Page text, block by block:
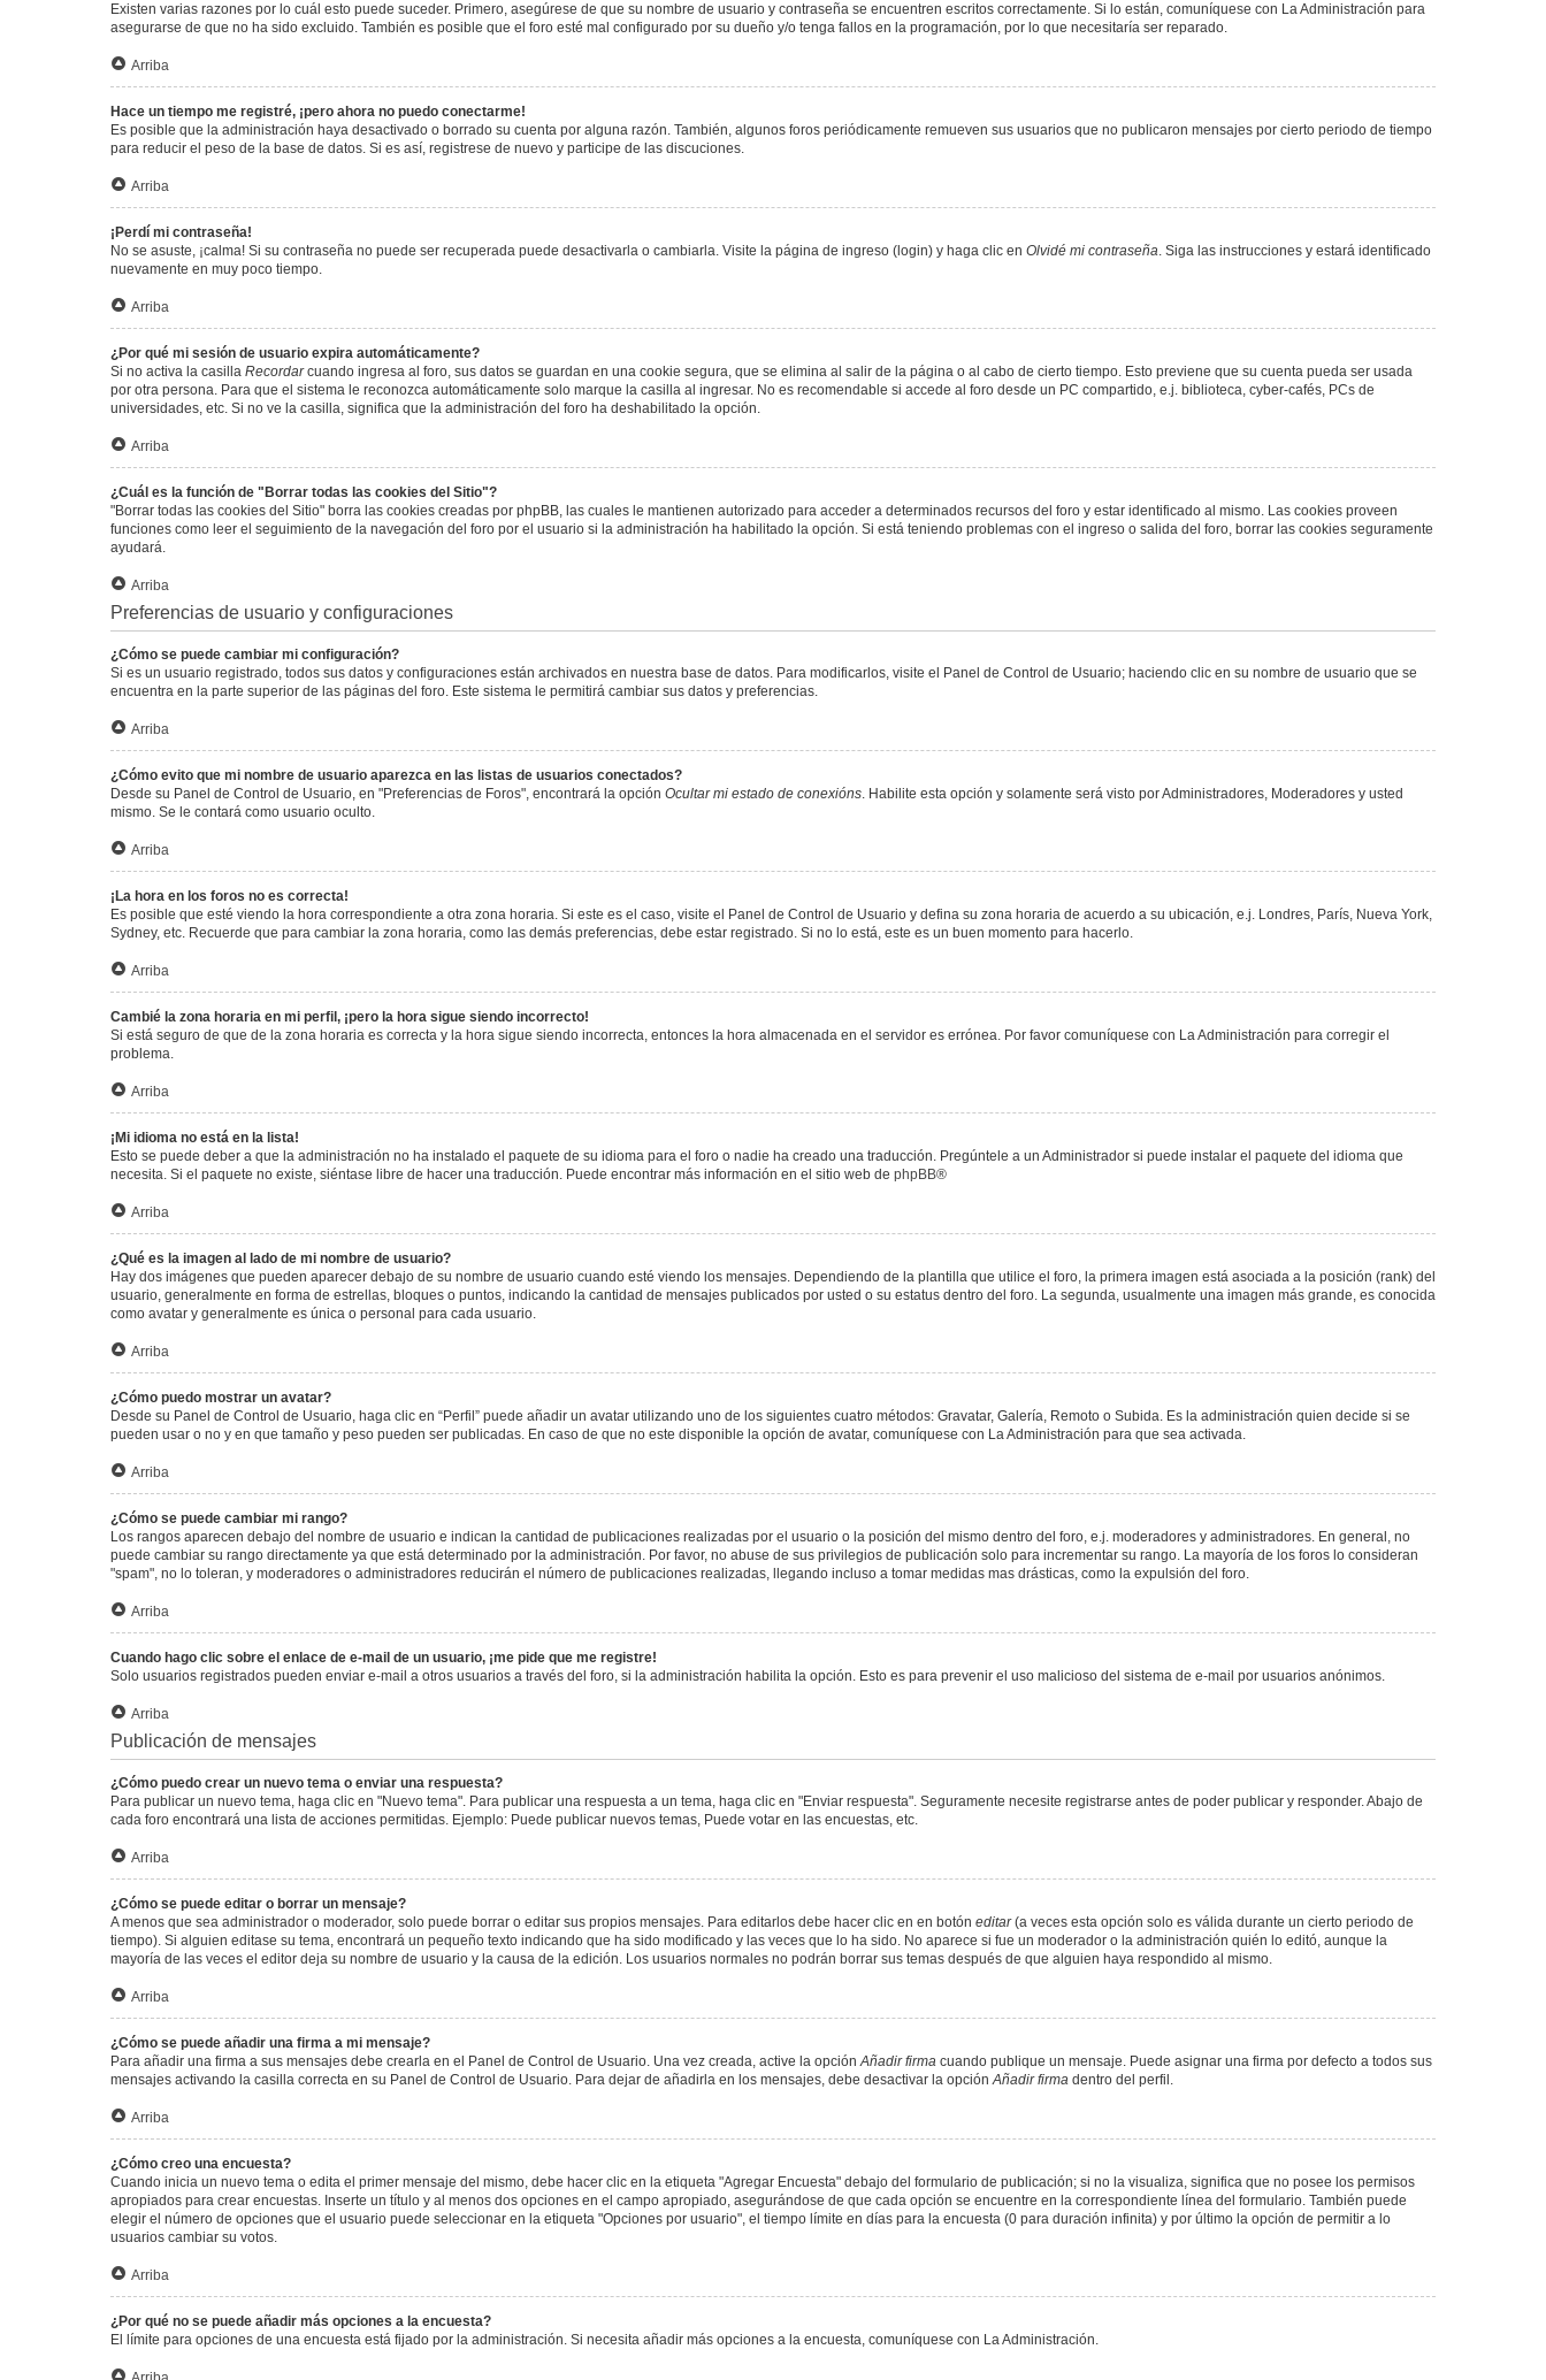
Existen varias razones por lo cuál esto puede suceder. Primero, asegúrese de que su nombre de usuario y contraseña se encuentren escritos correctamente. Si lo están, comuníquese con La Administración para
asegurarse de que no ha sido excluido. También es posible que el foro esté mal configurado por su dueño y/o tenga fallos en la programación, por lo que necesitaría ser reparado.
Arriba
Hace un tiempo me registré, ¡pero ahora no puedo conectarme!
Es posible que la administración haya desactivado o borrado su cuenta por alguna razón. También, algunos foros periódicamente remueven sus usuarios que no publicaron mensajes por cierto periodo de tiempo
para reducir el peso de la base de datos. Si es así, registrese de nuevo y participe de las discuciones.
Arriba
¡Perdí mi contraseña!
No se asuste, ¡calma! Si su contraseña no puede ser recuperada puede desactivarla o cambiarla. Visite la página de ingreso (login) y haga clic en Olvidé mi contraseña. Siga las instrucciones y estará identificado
nuevamente en muy poco tiempo.
Arriba
¿Por qué mi sesión de usuario expira automáticamente?
Si no activa la casilla Recordarcuando ingresa al foro, sus datos se guardan en una cookie segura, que se elimina al salir de la página o al cabo de cierto tiempo. Esto previene que su cuenta pueda ser usada
por otra persona. Para que el sistema le reconozca automáticamente solo marque la casilla al ingresar. No es recomendable si accede al foro desde un PC compartido, e.j. biblioteca, cyber-cafés, PCs de
universidades, etc. Si no ve la casilla, significa que la administración del foro ha deshabilitado la opción.
Arriba
¿Cuál es la función de "Borrar todas las cookies del Sitio"?
"Borrar todas las cookies del Sitio" borra las cookies creadas por phpBB, las cuales le mantienen autorizado para acceder a determinados recursos del foro y estar identificado al mismo. Las cookies proveen
funciones como leer el seguimiento de la navegación del foro por el usuario si la administración ha habilitado la opción. Si está teniendo problemas con el ingreso o salida del foro, borrar las cookies seguramente
ayudará.
Arriba
Preferencias de usuario y configuraciones
¿Cómo se puede cambiar mi configuración?
Si es un usuario registrado, todos sus datos y configuraciones están archivados en nuestra base de datos. Para modificarlos, visite el Panel de Control de Usuario; haciendo clic en su nombre de usuario que se
encuentra en la parte superior de las páginas del foro. Este sistema le permitirá cambiar sus datos y preferencias.
Arriba
¿Cómo evito que mi nombre de usuario aparezca en las listas de usuarios conectados?
Desde su Panel de Control de Usuario, en "Preferencias de Foros", encontrará la opción Ocultar mi estado de conexións. Habilite esta opción y solamente será visto por Administradores, Moderadores y usted
mismo. Se le contará como usuario oculto.
Arriba
¡La hora en los foros no es correcta!
Es posible que esté viendo la hora correspondiente a otra zona horaria. Si este es el caso, visite el Panel de Control de Usuario y defina su zona horaria de acuerdo a su ubicación, e.j. Londres, París, Nueva York,
Sydney, etc. Recuerde que para cambiar la zona horaria, como las demás preferencias, debe estar registrado. Si no lo está, este es un buen momento para hacerlo.
Arriba
Cambié la zona horaria en mi perfil, ¡pero la hora sigue siendo incorrecto!
Si está seguro de que de la zona horaria es correcta y la hora sigue siendo incorrecta, entonces la hora almacenada en el servidor es errónea. Por favor comuníquese con La Administración para corregir el
problema.
Arriba
¡Mi idioma no está en la lista!
Esto se puede deber a que la administración no ha instalado el paquete de su idioma para el foro o nadie ha creado una traducción. Pregúntele a un Administrador si puede instalar el paquete del idioma que
necesita. Si el paquete no existe, siéntase libre de hacer una traducción. Puede encontrar más información en el sitio web de phpBB®
Arriba
¿Qué es la imagen al lado de mi nombre de usuario?
Hay dos imágenes que pueden aparecer debajo de su nombre de usuario cuando esté viendo los mensajes. Dependiendo de la plantilla que utilice el foro, la primera imagen está asociada a la posición (rank) del
usuario, generalmente en forma de estrellas, bloques o puntos, indicando la cantidad de mensajes publicados por usted o su estatus dentro del foro. La segunda, usualmente una imagen más grande, es conocida
como avatar y generalmente es única o personal para cada usuario.
Arriba
¿Cómo puedo mostrar un avatar?
Desde su Panel de Control de Usuario, haga clic en “Perfil” puede añadir un avatar utilizando uno de los siguientes cuatro métodos: Gravatar, Galería, Remoto o Subida. Es la administración quien decide si se
pueden usar o no y en que tamaño y peso pueden ser publicadas. En caso de que no este disponible la opción de avatar, comuníquese con La Administración para que sea activada.
Arriba
¿Cómo se puede cambiar mi rango?
Los rangos aparecen debajo del nombre de usuario e indican la cantidad de publicaciones realizadas por el usuario o la posición del mismo dentro del foro, e.j. moderadores y administradores. En general, no
puede cambiar su rango directamente ya que está determinado por la administración. Por favor, no abuse de sus privilegios de publicación solo para incrementar su rango. La mayoría de los foros lo consideran
"spam", no lo toleran, y moderadores o administradores reducirán el número de publicaciones realizadas, llegando incluso a tomar medidas mas drásticas, como la expulsión del foro.
Arriba
Cuando hago clic sobre el enlace de e-mail de un usuario, ¡me pide que me registre!
Solo usuarios registrados pueden enviar e-mail a otros usuarios a través del foro, si la administración habilita la opción. Esto es para prevenir el uso malicioso del sistema de e-mail por usuarios anónimos.
Arriba
Publicación de mensajes
¿Cómo puedo crear un nuevo tema o enviar una respuesta?
Para publicar un nuevo tema, haga clic en "Nuevo tema". Para publicar una respuesta a un tema, haga clic en "Enviar respuesta". Seguramente necesite registrarse antes de poder publicar y responder. Abajo de
cada foro encontrará una lista de acciones permitidas. Ejemplo: Puede publicar nuevos temas, Puede votar en las encuestas, etc.
Arriba
¿Cómo se puede editar o borrar un mensaje?
A menos que sea administrador o moderador, solo puede borrar o editar sus propios mensajes. Para editarlos debe hacer clic en en botón editar(a veces esta opción solo es válida durante un cierto periodo de
tiempo). Si alguien editase su tema, encontrará un pequeño texto indicando que ha sido modificado y las veces que lo ha sido. No aparece si fue un moderador o la administración quién lo editó, aunque la
mayoría de las veces el editor deja su nombre de usuario y la causa de la edición. Los usuarios normales no podrán borrar sus temas después de que alguien haya respondido al mismo.
Arriba
¿Cómo se puede añadir una firma a mi mensaje?
Para añadir una firma a sus mensajes debe crearla en el Panel de Control de Usuario. Una vez creada, active la opciónAñadir firma cuando publique un mensaje. Puede asignar una firma por defecto a todos sus
mensajes activando la casilla correcta en su Panel de Control de Usuario. Para dejar de añadirla en los mensajes, debe desactivar la opciónAñadir firma dentro del perfil.
Arriba
¿Cómo creo una encuesta?
Cuando inicia un nuevo tema o edita el primer mensaje del mismo, debe hacer clic en la etiqueta "Agregar Encuesta" debajo del formulario de publicación; si no la visualiza, significa que no posee los permisos
apropiados para crear encuestas. Inserte un título y al menos dos opciones en el campo apropiado, asegurándose de que cada opción se encuentre en la correspondiente línea del formulario. También puede
elegir el número de opciones que el usuario puede seleccionar en la etiqueta "Opciones por usuario", el tiempo límite en días para la encuesta (0 para duración infinita) y por último la opción de permitir a lo
usuarios cambiar su votos.
Arriba
¿Por qué no se puede añadir más opciones a la encuesta?
El límite para opciones de una encuesta está fijado por la administración. Si necesita añadir más opciones a la encuesta, comuníquese con La Administración.